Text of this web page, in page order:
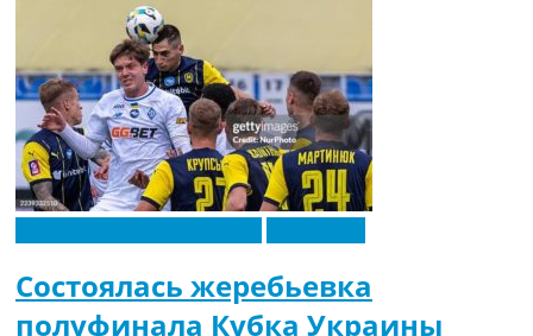
Главная
Новости футбола
Видео
Трансферы
Новости футбола Украины
Последние комментарии
Конкурс прогнозов
Логин
Рейтинги
Правила
Коллективный прогноз
Турниры
Чемпионат Мира
Состоялась жеребьевка
полуфинала Кубка Украины